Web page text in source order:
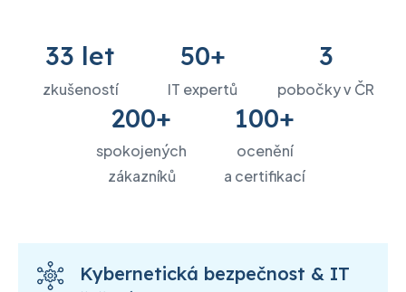
33 let
zkušeností
50+
IT expertů
3
pobočky v ČR
200+
spokojených
zákazníků
100+
ocenění
a certifikací
Kybernetická bezpečnost & IT